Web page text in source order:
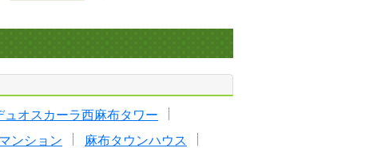
ュオスカーラ西麻布タワー
ンション
麻布タウンハウス